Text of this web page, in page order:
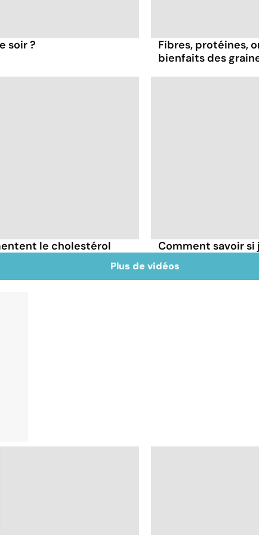
soir ?
Fibres, protéines,
bienfaits des
le cholestérol Comment savoir si
Plus de vidéos